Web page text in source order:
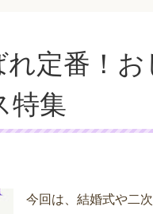
定番！
特集
今回は、結婚式や二